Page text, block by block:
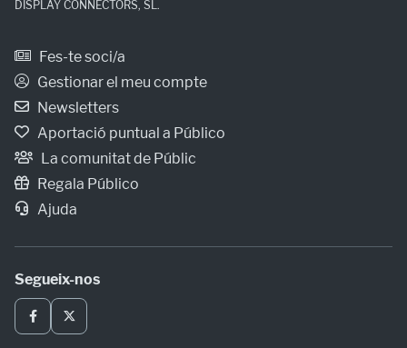
DISPLAY CONNECTORS, SL.
Fes-te soci/a
Gestionar el meu compte
Newsletters
Aportació puntual a Público
La comunitat de Públic
Regala Público
Ajuda
Segueix-nos